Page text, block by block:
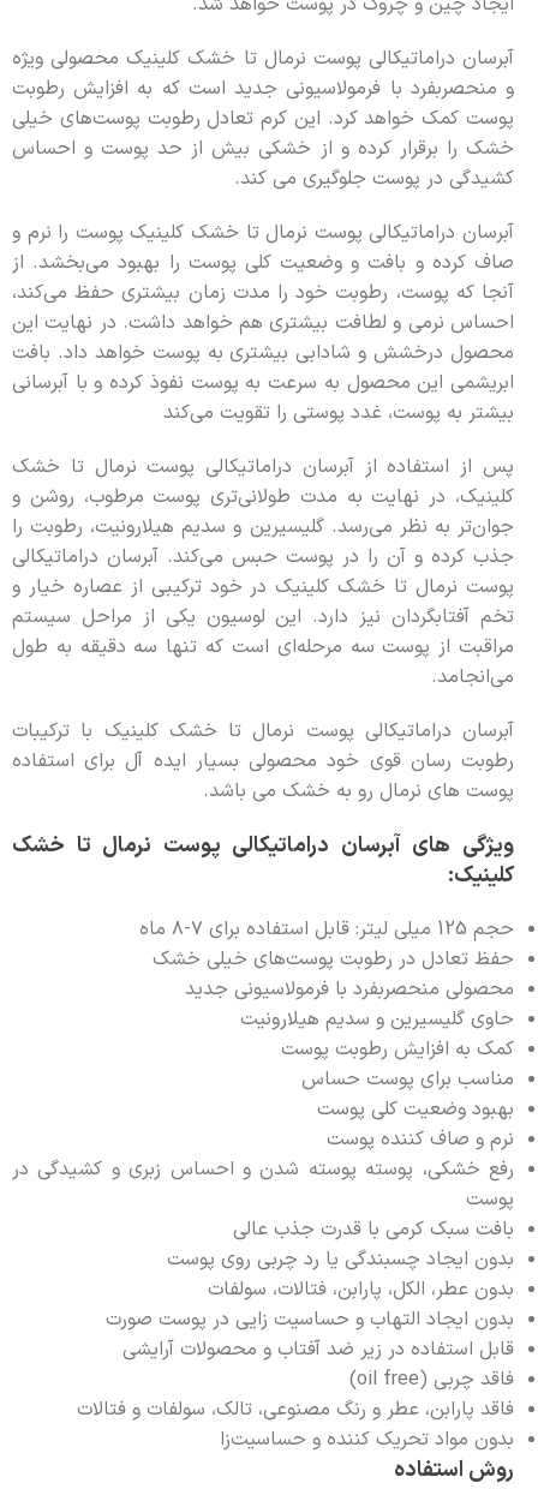
آبرسان دراماتیکالی پوست نرمال تا خشک کلینیک محصولی ویژه
و منحصربفرد با فرمولاسیونی جدید است که به افزایش رطوبت
پوست کمک خواهد کرد. این کرم تعادل رطوبت پوست‌های خیلی
خشک را برقرار کرده و از خشکی بیش از حد پوست و احساس
کشیدگی در پوست جلوگیری می کند.
آبرسان دراماتیکالی پوست نرمال تا خشک کلینیک پوست را نرم و
صاف کرده و بافت و وضعیت کلی پوست را بهبود می‌بخشد. از
آنجا که پوست، رطوبت خود را مدت زمان بیشتری حفظ می‌کند،
احساس نرمی و لطافت بیشتری هم خواهد داشت. در نهایت این
محصول درخشش و شادابی بیشتری به پوست خواهد داد. بافت
ابریشمی این محصول به سرعت به پوست نفوذ کرده و با آبرسانی
بیشتر به پوست، غدد پوستی را تقویت می‌کند
پس از استفاده از آبرسان دراماتیکالی پوست نرمال تا خشک
کلینیک، در نهایت به مدت طولانی‌تری پوست مرطوب‌، روشن و
جوان‌تر به نظر می‌رسد. گلیسیرین و سدیم هیلارونیت، رطوبت را
جذب کرده و آن را در پوست حبس می‌کند. آبرسان دراماتیکالی
پوست نرمال تا خشک کلینیک در خود ترکیبی از عصاره خیار و
تخم آفتابگردان نیز دارد. این لوسیون یکی از مراحل سیستم
مراقبت از پوست سه مرحله‌ای است که تنها سه دقیقه به طول
می‌انجامد.
آبرسان دراماتیکالی پوست نرمال تا خشک کلینیک با ترکیبات
رطوبت رسان قوی خود محصولی بسیار ایده آل برای استفاده
پوست های نرمال رو به خشک می باشد.
ویژگی های آبرسان دراماتیکالی پوست نرمال تا خشک
کلینیک:
حجم 125 میلی لیتر: قابل استفاده براى ٧-٨ ماه
حفظ تعادل در رطوبت پوست‌های خیلی خشک
محصولی منحصربفرد با فرمولاسیونی جدید
حاوی گلیسیرین و سدیم هیلارونیت
کمک به افزایش رطوبت پوست
مناسب برای پوست حساس
بهبود وضعیت کلی پوست
نرم و صاف کننده پوست
رفع خشکی، پوسته پوسته شدن و احساس زبری و کشیدگی در
پوست
بافت سبک کرمی با قدرت جذب عالی
بدون ایجاد چسبندگی یا رد چربی روی پوست
بدون عطر، الکل، پارابن، فتالات، سولفات
بدون ایجاد التهاب و حساسیت زایی در پوست صورت
قابل استفاده در زیر ضد آفتاب و محصولات آرایشی
فاقد چربی (oil free)
فاقد پارابن، عطر و رنگ مصنوعی، تالک، سولفات و فتالات
بدون مواد تحریک کننده و حساسیت‌زا
روش استفاده